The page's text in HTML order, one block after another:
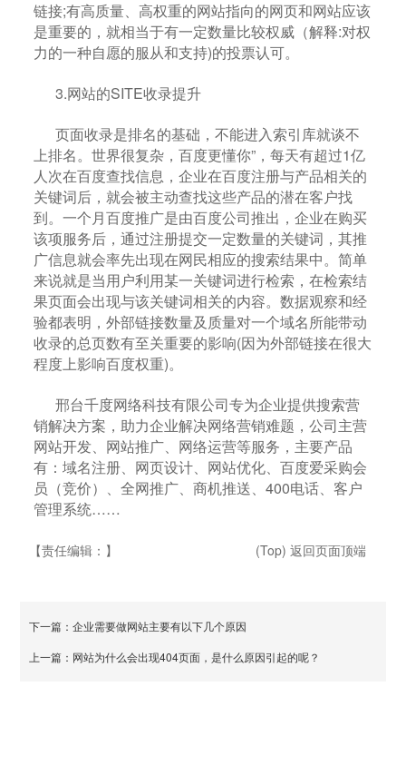
链接;有高质量、高权重的网站指向的网页和网站应该
是重要的，就相当于有一定数量比较权威（解释:对权
力的一种自愿的服从和支持)的投票认可。
3.网站的SITE收录提升
页面收录是排名的基础，不能进入索引库就谈不
上排名。世界很复杂，百度更懂你”，每天有超过1亿
人次在百度查找信息，企业在百度注册与产品相关的
关键词后，就会被主动查找这些产品的潜在客户找
到。一个月百度推广是由百度公司推出，企业在购买
该项服务后，通过注册提交一定数量的关键词，其推
广信息就会率先出现在网民相应的搜索结果中。简单
来说就是当用户利用某一关键词进行检索，在检索结
果页面会出现与该关键词相关的内容。数据观察和经
验都表明，外部链接数量及质量对一个域名所能带动
收录的总页数有至关重要的影响(因为外部链接在很大
程度上影响百度权重)。
邢台千度网络科技有限公司专为企业提供搜索营
销解决方案，助力企业解决网络营销难题，公司主营
网站开发、网站推广、网络运营等服务，主要产品
有：域名注册、网页设计、网站优化、百度爱采购会
员（竞价）、全网推广、商机推送、400电话、客户
管理系统……
【责任编辑： 】 (Top) 返回页面顶端
下一篇：企业需要做网站主要有以下几个原因
上一篇： 网站为什么会出现404页面，是什么原因引起的呢？